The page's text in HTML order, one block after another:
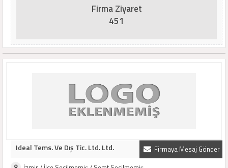
Firma Ziyaret
451
Firmaya Mesaj Gönder
Ideal Tems. Ve Dış Tic. Ltd. Ltd.